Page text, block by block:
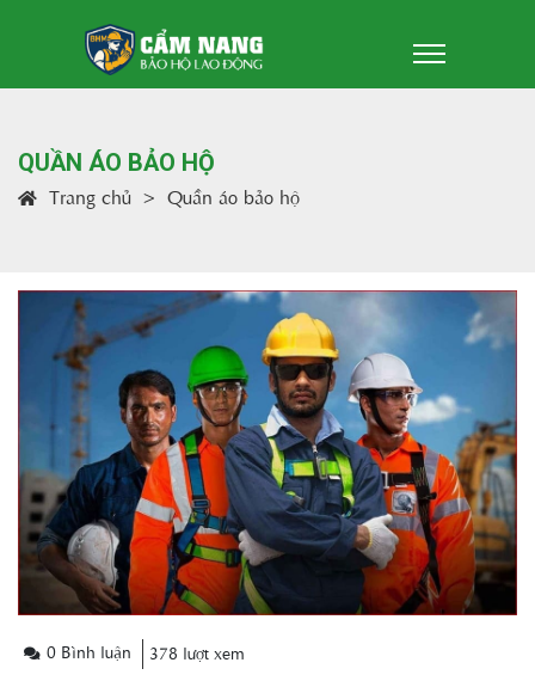
QUẦN ÁO BẢO HỘ
Trang chủ Quần áo bảo hộ
0 Bình luận 378 lượt xem